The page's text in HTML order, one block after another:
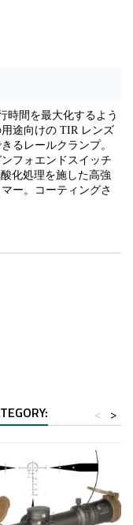
時間を最大化するよう
途向けの TIR レンズ
るレールクランプ。
フォエンドスイッチ
化処理を施した高強
ー。コーティングさ
>
<